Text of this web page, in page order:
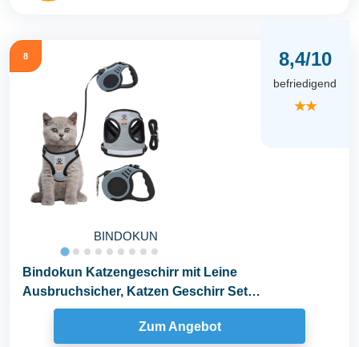
8
BINDOKUN
8,4/10
befriedigend
★★
Bindokun Katzengeschirr mit Leine
Ausbruchsicher, Katzen Geschirr Set
Katzengeschirr Ausbruchsicher...
Zum Angebot